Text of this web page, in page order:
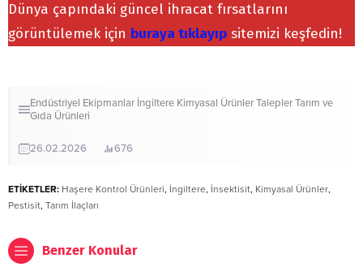
Dünya çapındaki güncel ihracat fırsatlarını
görüntülemek için buraya tıklayıp sitemizi keşfedin!
Endüstriyel Ekipmanlar İngiltere Kimyasal ÜrünlerTaleplerTarım ve
Gıda Ürünleri
26.02.2026 676
ETİKETLER: Haşere Kontrol Ürünleri, İngiltere, İnsektisit, Kimyasal Ürünler,
Pestisit, Tarım İlaçları
Benzer Konular